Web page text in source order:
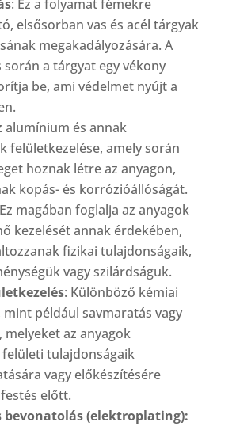
: Ez a folyamat fémekre
elsősorban vas és acél tárgyak
megakadályozására. A
során a tárgyat egy vékony
be, ami védelmet nyújt a
alumínium és annak
felületkezelése, amely során
hoznak létre az anyagon,
kopás- és korrózióállóságát.
magában foglalja az anyagok
kezelését annak érdekében,
fizikai tulajdonságaik,
vagy szilárdságuk.
: Különböző kémiai
például savmaratás vagy
melyeket az anyagok
tulajdonságaik
vagy előkészítésére
előtt.
bevonatolás (elektroplating):